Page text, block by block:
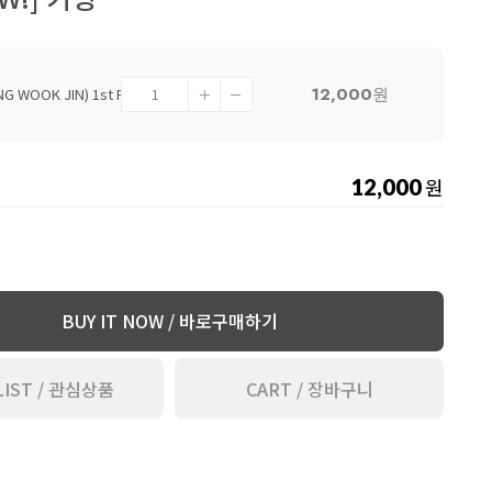
12,000원
12,000원
BUY IT NOW / 바로구매하기
/ 관심상품 CART / 장바구니